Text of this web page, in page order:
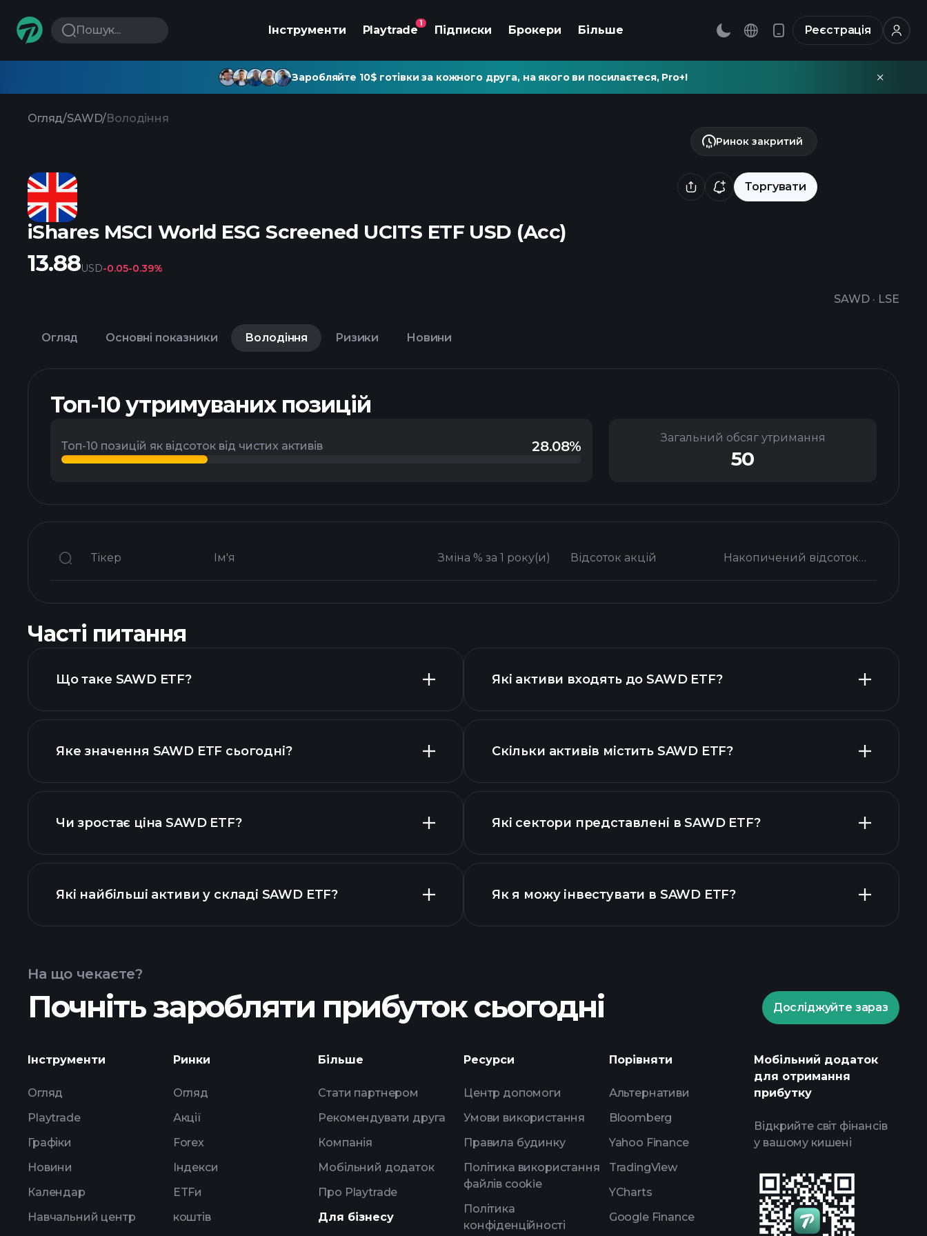
Пошук... Інструменти Playtrade
1
Підписки Брокери Більше Реєстрація
Заробляйте 10$ готівки за кожного друга, на якого ви посилаєтеся, Pro+!
Огляд/SAWD/Володіння
Торгувати
iShares MSCI World ESG Screened UCITS ETF USD (Acc)
SAWD · LSE
Ринок закритий
13.88USD-0.05-0.39%
Огляд Основні показники Володіння Ризики Новини
Топ-10 утримуваних позицій
Топ-10 позицій як відсоток від чистих активів 28.08%
Загальний обсяг утримання
50
Тікер Ім'я Зміна % за 1 року(и) Відсоток акцій Накопичений відсоток капіталу %
Часті питання
Що таке SAWD ETF?
Яке значення SAWD ETF сьогодні?
розширеній діаграмі
Чи зростає ціна SAWD ETF?
SAWD ETF
Які найбільші активи у складі SAWD ETF?
активів SAWD ETF
Які активи входять до SAWD ETF?
Скільки активів містить SAWD ETF?
активів SAWD ETF
Які сектори представлені в SAWD ETF?
Як я можу інвестувати в SAWD ETF?
брокера
На що чекаєте?
Почніть заробляти прибуток сьогодні Досліджуйте зараз
Інструменти
Огляд
Playtrade
Графіки
Новини
Календар
Навчальний центр
Ринки
Огляд
Акції
Forex
Індекси
ETFи
коштів
Більше
Стати партнером
Рекомендувати друга
Компанія
Мобільний додаток
Про Playtrade
Для бізнесу
Ресурси
Центр допомоги
Умови використання
Правила будинку
Політика використання
файлів cookie
Політика
конфіденційності
Порівняти
Альтернативи
Bloomberg
Yahoo Finance
TradingView
YCharts
Google Finance
Мобільний додаток
для отримання
прибутку
Відкрийте світ фінансів
у вашому кишені